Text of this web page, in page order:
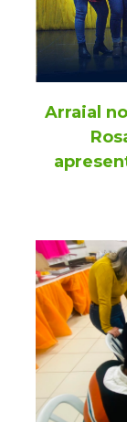
Arraial